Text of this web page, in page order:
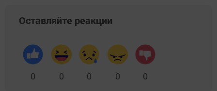
Оставляйте реакции
0 0 0 0 0